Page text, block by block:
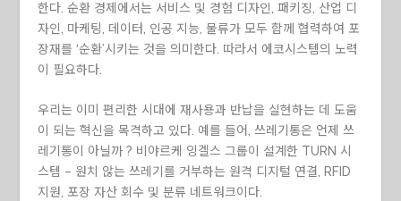
한다. 순환 경제에서는 서비스 및 경험 디자인, 패키징, 산업 디
자인, 마케팅, 데이터, 인공 지능, 물류가 모두 함께 협력하여 포
장재를 ‘순환’시키는 것을 의미한다. 따라서 에코시스템의 노력
이 필요하다.
우리는 이미 편리한 시대에 재사용과 반납을 실현하는 데 도움
이 되는 혁신을 목격하고 있다. 예를 들어, 쓰레기통은 언제 쓰
레기통이 아닐까 ? 비야르케 잉겔스 그룹이 설계한 TURN 시
스템 – 원치 않는 쓰레기를 거부하는 원격 디지털 연결, RFID
지원, 포장 자산 회수 및 분류 네트워크이다.